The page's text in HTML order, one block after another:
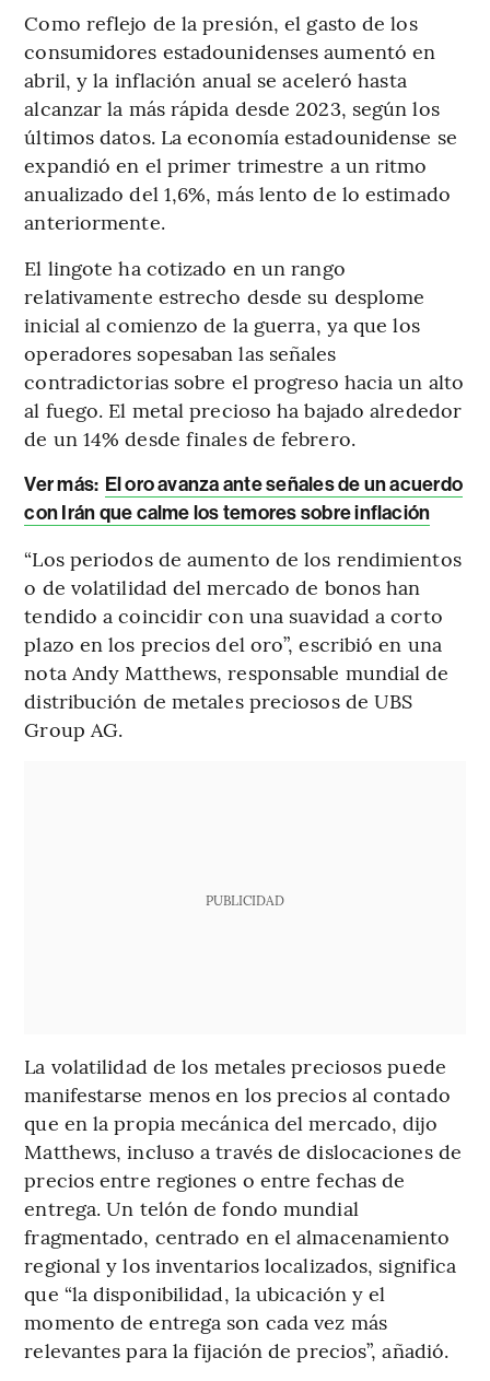
Como reflejo de la presión, el gasto de los
consumidores estadounidenses aumentó en
abril, y la inflación anual se aceleró hasta
alcanzar la más rápida desde 2023, según los
últimos datos. La economía estadounidense se
expandió en el primer trimestre a un ritmo
anualizado del 1,6%, más lento de lo estimado
anteriormente.
El lingote ha cotizado en un rango
relativamente estrecho desde su desplome
inicial al comienzo de la guerra, ya que los
operadores sopesaban las señales
contradictorias sobre el progreso hacia un alto
al fuego. El metal precioso ha bajado alrededor
de un 14% desde finales de febrero.
Ver más: El oro avanza ante señales de un acuerdo
con Irán que calme los temores sobre inflación
“Los periodos de aumento de los rendimientos
o de volatilidad del mercado de bonos han
tendido a coincidir con una suavidad a corto
plazo en los precios del oro”, escribió en una
nota Andy Matthews, responsable mundial de
distribución de metales preciosos de UBS
Group AG.
PUBLICIDAD
La volatilidad de los metales preciosos puede
manifestarse menos en los precios al contado
que en la propia mecánica del mercado, dijo
Matthews, incluso a través de dislocaciones de
precios entre regiones o entre fechas de
entrega. Un telón de fondo mundial
fragmentado, centrado en el almacenamiento
regional y los inventarios localizados, significa
que “la disponibilidad, la ubicación y el
momento de entrega son cada vez más
relevantes para la fijación de precios”, añadió.